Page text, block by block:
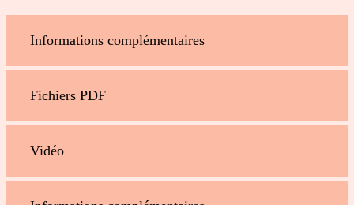
Informations complémentaires
Fichiers PDF
Vidéo